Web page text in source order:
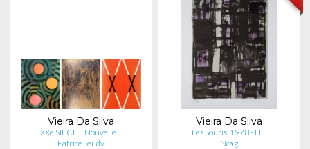
Vieira Da Silva
XXe SIÈCLE. Nouvelle…
Patrice Jeudy
Vieira Da Silva
Les Souris, 1978 - H…
Ncag